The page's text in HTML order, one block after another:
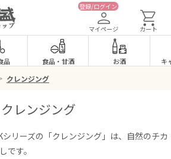
登録/ログイン
マイページ カート
品 食品・ 甘酒 お酒 キ
クレンジング
クレンジング
リーズの「クレンジング」は、自然のチカ
です。